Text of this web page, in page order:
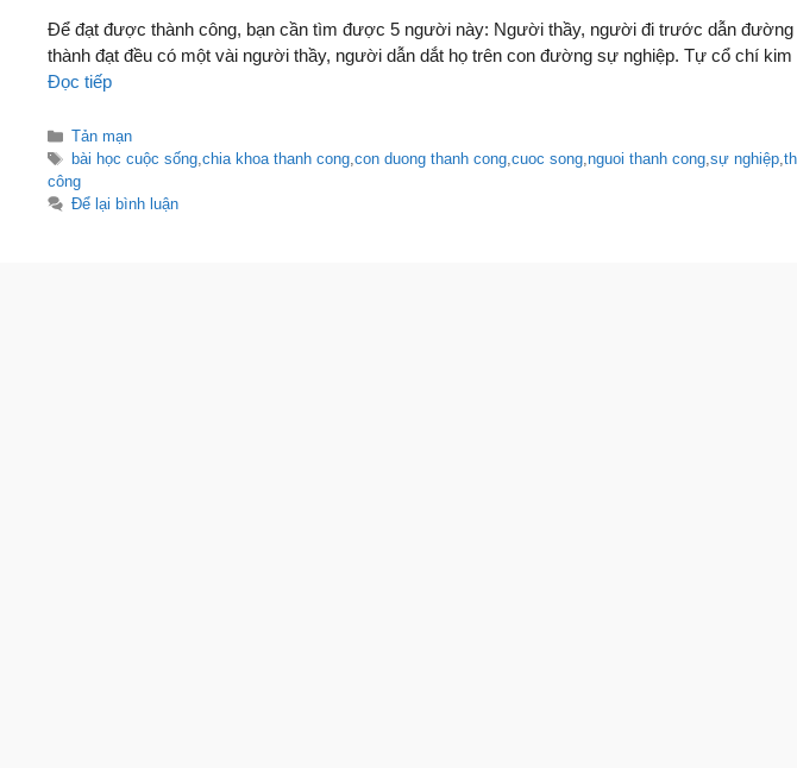
Để đạt được thành công, bạn cần tìm được 5 người này: Người thầy, người đi trước dẫn đường
thành đạt đều có một vài người thầy, người dẫn dắt họ trên con đường sự nghiệp. Tự cổ chí
Đọc tiếp
Danh
mục
Tản mạn
Thẻ
bài học cuộc sống,chia khoa thanh cong,con duong thanh cong,cuoc song,nguoi thanh cong,sự nghiệp,
công
Để lại bình luận